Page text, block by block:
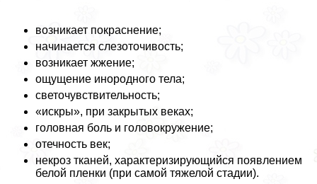
возникает покраснение;
начинается слезоточивость;
возникает жжение;
ощущение инородного тела;
светочувствительность;
«искры», при закрытых веках;
головная боль и головокружение;
отечность век;
некроз тканей, хаpaктеризирующийся появлением
белой пленки (при самой тяжелой стадии).